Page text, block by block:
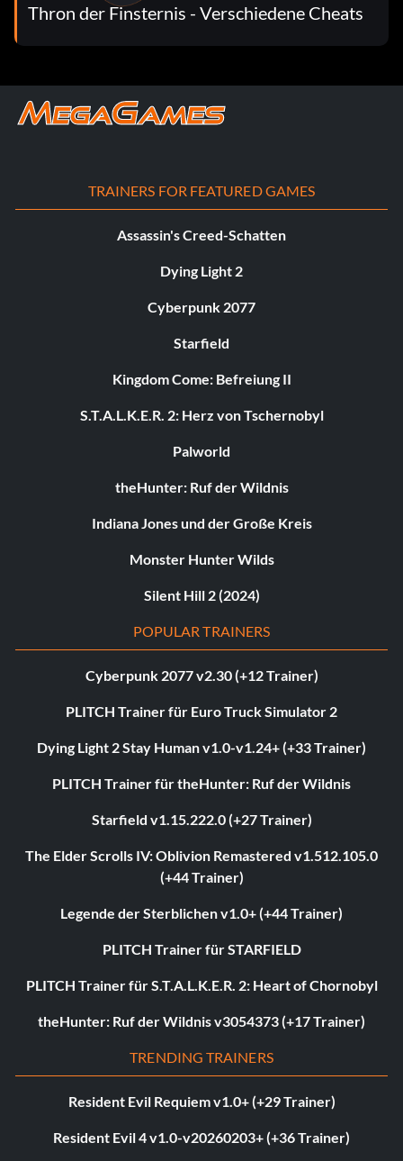
Thron der Finsternis - Verschiedene Cheats
TRAINERS FOR FEATURED GAMES
Assassin's Creed-Schatten
Dying Light 2
Cyberpunk 2077
Starfield
Kingdom Come: Befreiung II
S.T.A.L.K.E.R. 2: Herz von Tschernobyl
Palworld
theHunter: Ruf der Wildnis
Indiana Jones und der Große Kreis
Monster Hunter Wilds
Silent Hill 2 (2024)
POPULAR TRAINERS
Cyberpunk 2077 v2.30 (+12 Trainer)
PLITCH Trainer für Euro Truck Simulator 2
Dying Light 2 Stay Human v1.0-v1.24+ (+33 Trainer)
PLITCH Trainer für theHunter: Ruf der Wildnis
Starfield v1.15.222.0 (+27 Trainer)
The Elder Scrolls IV: Oblivion Remastered v1.512.105.0
(+44 Trainer)
Legende der Sterblichen v1.0+ (+44 Trainer)
PLITCH Trainer für STARFIELD
PLITCH Trainer für S.T.A.L.K.E.R. 2: Heart of Chornobyl
theHunter: Ruf der Wildnis v3054373 (+17 Trainer)
TRENDING TRAINERS
Resident Evil Requiem v1.0+ (+29 Trainer)
Resident Evil 4 v1.0-v20260203+ (+36 Trainer)